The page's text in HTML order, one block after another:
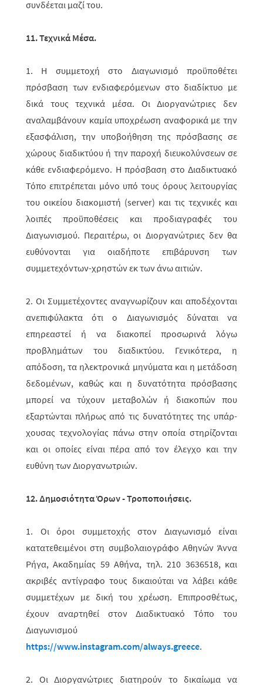
συνδέεται μαζί του.
11. Τεχνικά Μέσα.
1. Η συμμετοχή στο Διαγωνισμό προϋποθέτει
πρόσβαση των ενδια­φερόμε­νων στο διαδίκτυο με
δικά τους τεχνικά μέσα. Οι Διοργανώτριες δεν
αναλαμβάνουν καμία υποχρέωση αναφορικά με την
εξασφάλιση, την υποβοήθηση της πρό­σβα­σης σε
χώρους διαδικτύου ή την παροχή διευκολύνσεων σε
κάθε ενδιαφε­ρόμενο. Η πρόσβαση στο Διαδικτυ­α­κό
Τόπο επιτρέπεται μόνο υπό τους όρους λειτουργίας
του οικείου διακομιστή (server) και τις τεχνικές και
λοιπές προϋπο­θέ­σεις και προ­δια­γραφές του
Διαγωνισμού. Περαιτέρω, οι Διορ­γα­νώτριες δεν θα
ευθύ­νονται για οιαδήποτε επιβάρυνση των
συμμετεχόντων-χρηστών εκ των άνω αιτιών.
2. Οι Συμμετέχοντες αναγνωρίζουν και αποδέχονται
ανεπιφύλακτα ότι ο Διαγω­νισμός δύναται να
επηρεαστεί ή να διακοπεί προσωρινά λόγω
προβλημάτων του διαδικτύου. Γενικότερα, η
απόδοση, τα ηλεκτρονικά μηνύματα και η μετά­δο­ση
δεδομένων, καθώς και η δυνατότητα πρόσβασης
μπορεί να τύχουν μετα­βολών ή διακοπών που
εξαρτώνται πλήρως από τις δυνατότητες της υπάρ­
χου­σας τεχνολογίας πάνω στην οποία στηρίζονται
και οι οποίες είναι πέρα από τον έλεγχο και την
ευθύνη των Διοργανωτριών.
12. Δημοσιότητα Όρων - Τροποποιήσεις.
1. Οι όροι συμμετοχής στον Διαγωνισμό είναι
κατατεθειμένοι στη συμβολαιο­γρά­φο Αθηνών Άννα
Ρήγα, Ακαδημίας 59 Αθήνα, τηλ. 210 3636518, και
ακρι­βές αντίγραφο τους δικαιούται να λάβει κάθε
συμμετέχων με δική του χρέωση. Επιπροσθέτως,
έχουν αναρτηθεί στον Διαδικτυακό Τόπο του
Διαγωνισμού
https://www.instagram.com/always.greece.
2. Οι Διοργανώτριες διατηρούν το δικαίωμα να